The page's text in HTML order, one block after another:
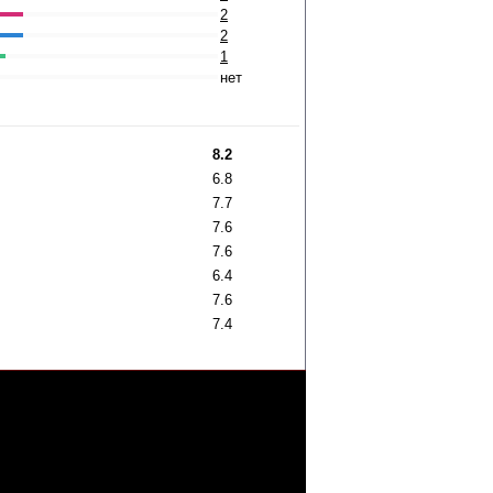
2
2
1
нет
8.2
6.8
7.7
7.6
7.6
6.4
7.6
7.4